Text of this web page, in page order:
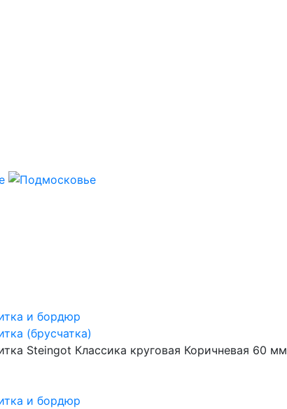
и бордюр
(брусчатка)
Steingot Классика круговая Коричневая 60 мм
и бордюр